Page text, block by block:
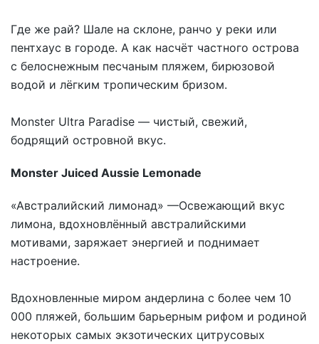
Где же рай? Шале на склоне, ранчо у реки или
пентхаус в городе. А как насчёт частного острова
с белоснежным песчаным пляжем, бирюзовой
водой и лёгким тропическим бризом.
Monster Ultra Paradise — чистый, свежий,
бодрящий островной вкус.
Monster Juiced Aussie Lemonade
«Австралийский лимонад» —Освежающий вкус
лимона, вдохновлённый австралийскими
мотивами, заряжает энергией и поднимает
настроение.
Вдохновленные миром андерлина с более чем 10
000 пляжей, большим барьерным рифом и родиной
некоторых самых экзотических цитрусовых